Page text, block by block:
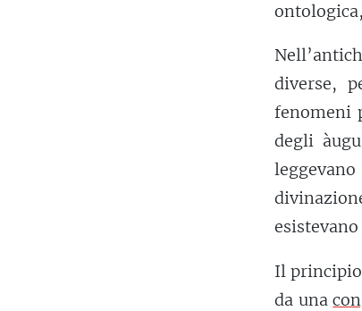
diverse,
fenomeni
degli
Il
da una